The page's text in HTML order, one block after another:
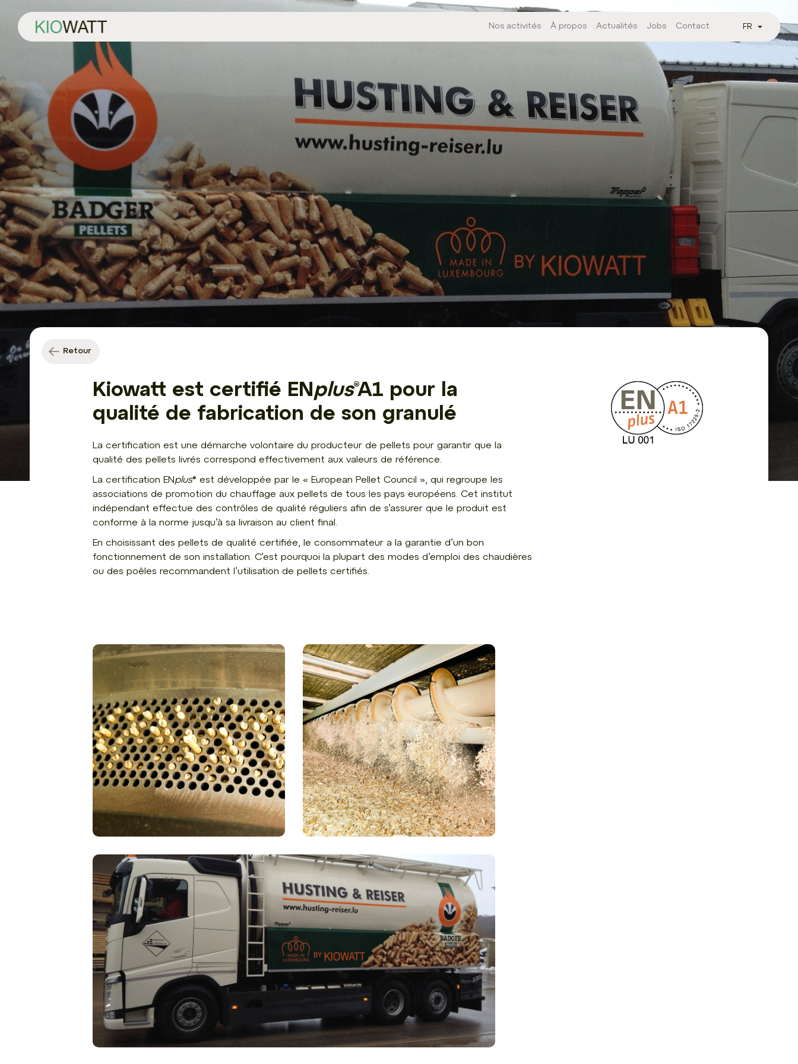
Menu primaire
Nos activités À propos Actualités Jobs Contact
Retour
Kiowatt est certifié ENplus®A1 pour la
qualité de fabrication de son granulé
La certification est une démarche volontaire du producteur de pellets pour garantir que la
qualité des pellets livrés correspond effectivement aux valeurs de référence.
La certification ENplus® est développée par le « European Pellet Council », qui regroupe les
associations de promotion du chauffage aux pellets de tous les pays européens. Cet institut
indépendant effectue des contrôles de qualité réguliers afin de s’assurer que le produit est
conforme à la norme jusqu’à sa livraison au client final.
En choisissant des pellets de qualité certifiée, le consommateur a la garantie d’un bon
fonctionnement de son installation. C’est pourquoi la plupart des modes d’emploi des chaudières
ou des poêles recommandent l’utilisation de pellets certifiés.